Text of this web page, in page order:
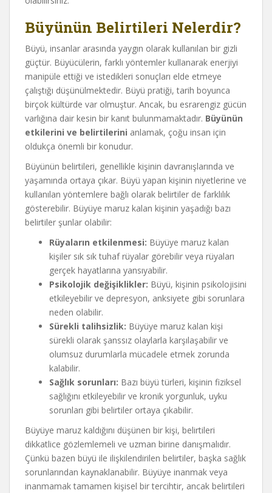
Büyünün Belirtileri Nelerdir?
Büyü, insanlar arasında yaygın olarak kullanılan bir gizli
güçtür. Büyücülerin, farklı yöntemler kullanarak enerjiyi
manipüle ettiği ve istedikleri sonuçları elde etmeye
çalıştığı düşünülmektedir. Büyü pratiği, tarih boyunca
birçok kültürde var olmuştur. Ancak, bu esrarengiz gücün
varlığına dair kesin bir kanıt bulunmamaktadır. Büyünün
etkilerini ve belirtilerini anlamak, çoğu insan için
oldukça önemli bir konudur.
Büyünün belirtileri, genellikle kişinin davranışlarında ve
yaşamında ortaya çıkar. Büyü yapan kişinin niyetlerine ve
kullanılan yöntemlere bağlı olarak belirtiler de farklılık
gösterebilir. Büyüye maruz kalan kişinin yaşadığı bazı
belirtiler şunlar olabilir:
Rüyaların etkilenmesi: Büyüye maruz kalan
kişiler sık sık tuhaf rüyalar görebilir veya rüyaları
gerçek hayatlarına yansıyabilir.
Psikolojik değişiklikler: Büyü, kişinin psikolojisini
etkileyebilir ve depresyon, anksiyete gibi sorunlara
neden olabilir.
Sürekli talihsizlik: Büyüye maruz kalan kişi
sürekli olarak şanssız olaylarla karşılaşabilir ve
olumsuz durumlarla mücadele etmek zorunda
kalabilir.
Sağlık sorunları: Bazı büyü türleri, kişinin fiziksel
sağlığını etkileyebilir ve kronik yorgunluk, uyku
sorunları gibi belirtiler ortaya çıkabilir.
Büyüye maruz kaldığını düşünen bir kişi, belirtileri
dikkatlice gözlemlemeli ve uzman birine danışmalıdır.
Çünkü bazen büyü ile ilişkilendirilen belirtiler, başka sağlık
sorunlarından kaynaklanabilir. Büyüye inanmak veya
inanmamak tamamen kişisel bir tercihtir, ancak belirtileri